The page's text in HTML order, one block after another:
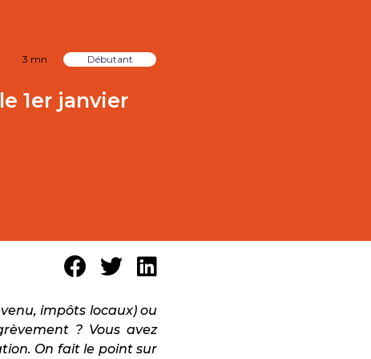
3 mn Débutant
1er janvier
impôts locaux) ou
? Vous avez
On fait le point sur